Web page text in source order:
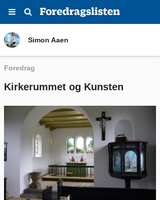
Simon Aaen
Foredrag
Kirkerummet og Kunsten